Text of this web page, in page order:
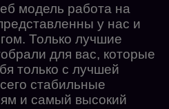
модель работа на
у нас и
Только лучшие
для вас, которые
только с лучшей
стабильные
и самый высокий